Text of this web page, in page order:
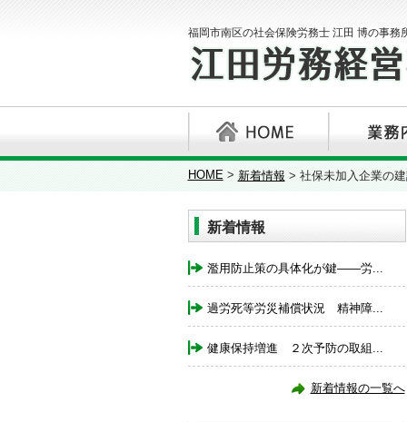
福岡市南区の社会保険労務士 江田 博の事務
HOME> 新着情報 > 社保未加入企業の
新着情報
濫用防止策の具体化が鍵――労...
過労死等労災補償状況 精神障...
健康保持増進 ２次予防の取組...
新着情報の一覧へ